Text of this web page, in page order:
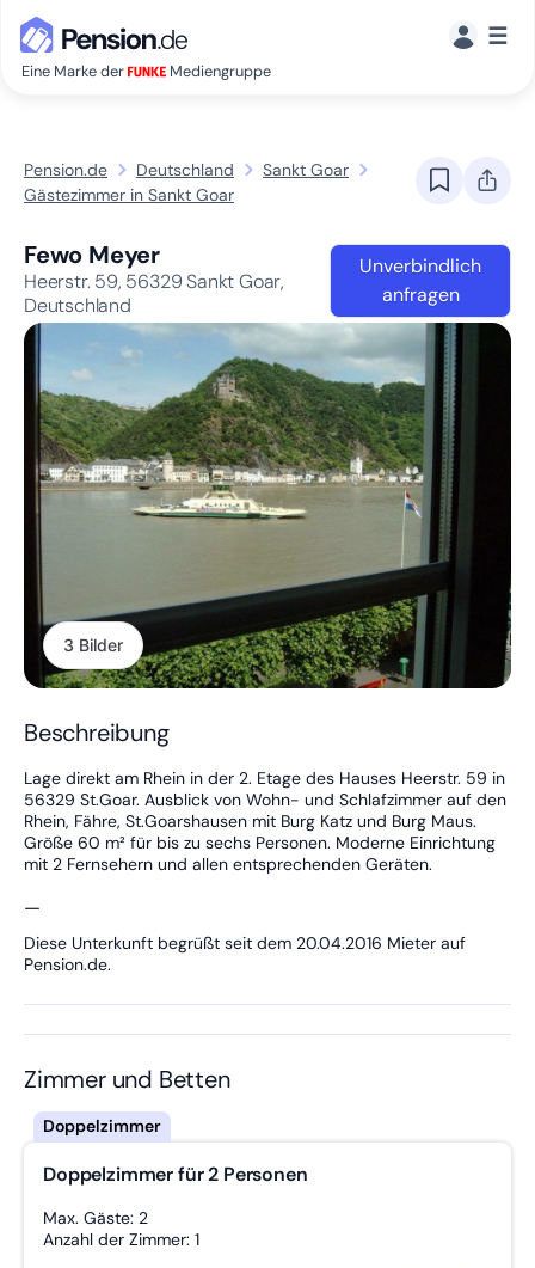
Eine Marke der Mediengruppe
☰
Pension.de Deutschland
Sankt Goar
Gästezimmer in Sankt Goar
Fewo Meyer
Heerstr. 59, 56329Sankt Goar,
Deutschland
Unverbindlich
anfragen
3 Bilder
Beschreibung
Lage direkt am Rhein in der 2. Etage des Hauses Heerstr. 59 in
56329 St.Goar. Ausblick von Wohn- und Schlafzimmer auf den
Rhein, Fähre, St.Goarshausen mit Burg Katz und Burg Maus.
Größe 60 m² für bis zu sechs Personen. Moderne Einrichtung
mit 2 Fernsehern und allen entsprechenden Geräten.
—
Diese Unterkunft begrüßt seit dem 20.04.2016 Mieter auf
Pension.de.
Zimmer und Betten
Doppelzimmer für 2 Personen
Max. Gäste: 2
Anzahl der Zimmer: 1